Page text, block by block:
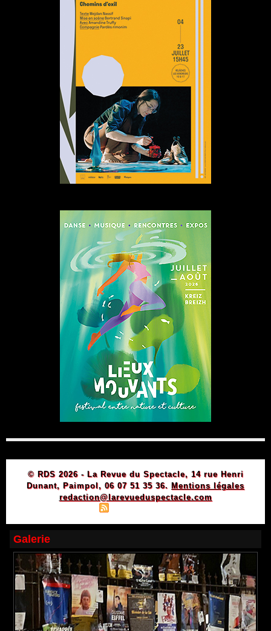
© RDS 2026 - La Revue du Spectacle, 14 rue Henri
Dunant, Paimpol, 06 07 51 35 36. Mentions légales
redaction@larevueduspectacle.com
Galerie